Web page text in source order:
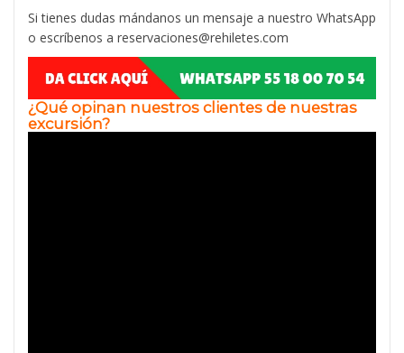
Si tienes dudas mándanos un mensaje a nuestro WhatsApp
o escríbenos a reservaciones@rehiletes.com
¿Qué opinan nuestros clientes de nuestras
excursión?